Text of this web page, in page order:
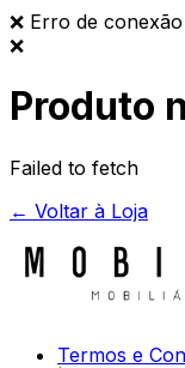
❌ Erro de conexão
❌
Produto
Failed to fetch
← Voltar à Loja
Termos e